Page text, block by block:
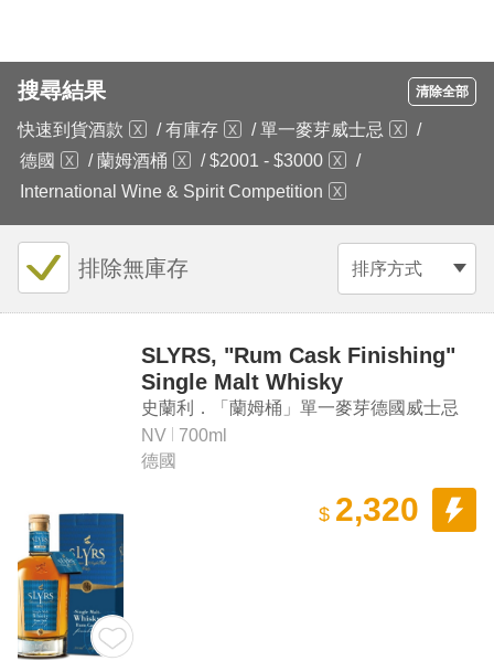
搜尋結果 清除全部
快速到貨酒款 / 有庫存 / 單一麥芽威士忌
/
德國
/ 蘭姆酒桶 / $2001 - $3000
/
International Wine & Spirit Competition
排序方式
排除無庫存
SLYRS, "Rum Cask Finishing"
Single Malt Whisky
史蘭利．「蘭姆桶」單一麥芽德國威士忌
NV
700ml
德國
$ 2,320